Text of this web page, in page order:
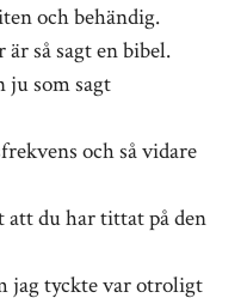
och behändig.
så sagt en bibel.
ju som sagt
och så vidare
att du har tittat på den
jag tyckte var otroligt